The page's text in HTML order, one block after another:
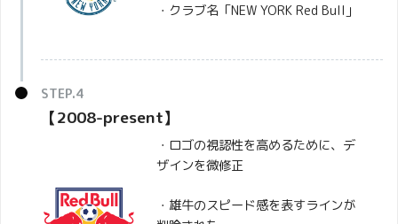
・クラブ名「NEW YORK Red Bull」
【2008-present】
・ロゴの視認性を高めるために、デ
ザインを微修正
・雄牛のスピード感を表すラインが